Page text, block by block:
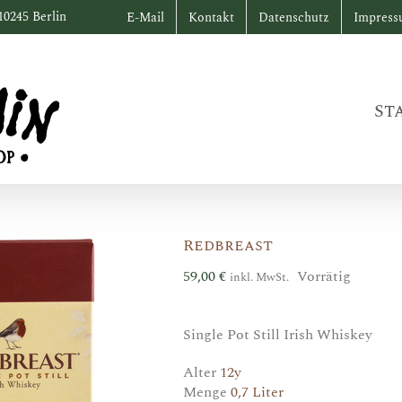
Berlin E-Mail Kontakt Datenschutz
Redbreast
59,00€ inkl. MwSt. Vorrätig
Single Pot Still Irish Whiskey
Alter 12y
Menge 0,7 Liter